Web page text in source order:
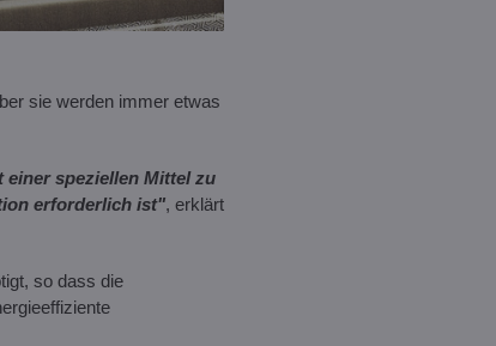
sie werden immer etwas
einer speziellen Mittel zu
erforderlich ist", erklärt
so dass die